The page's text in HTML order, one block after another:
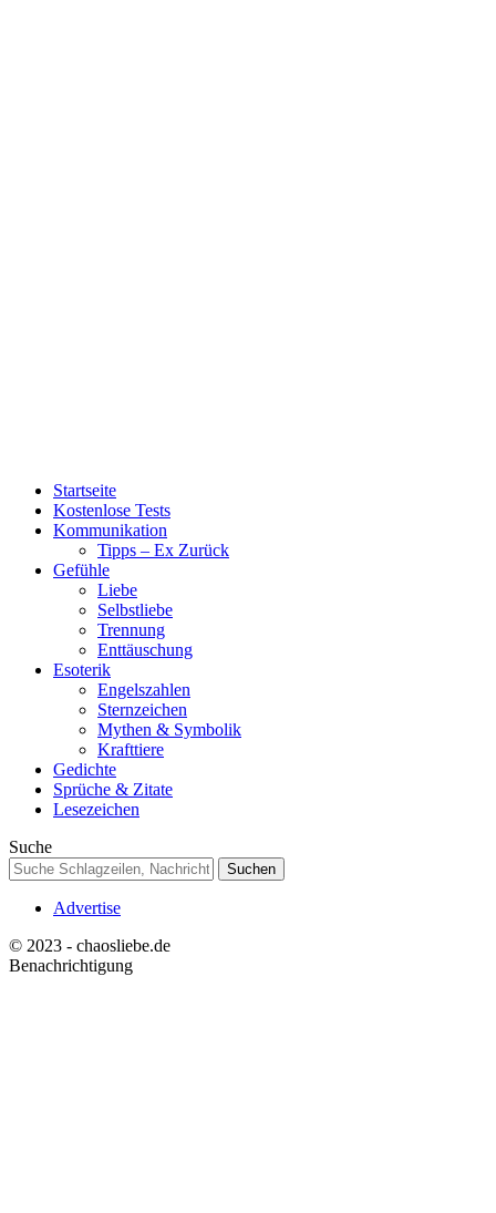
Startseite
Kostenlose Tests
Kommunikation
Tipps – Ex Zurück
Gefühle
Liebe
Selbstliebe
Trennung
Enttäuschung
Esoterik
Engelszahlen
Sternzeichen
Mythen & Symbolik
Krafttiere
Gedichte
Sprüche & Zitate
Lesezeichen
Suche
Advertise
© 2023 - chaosliebe.de
Benachrichtigung